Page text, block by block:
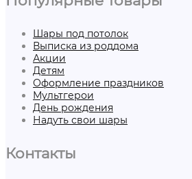
Шары под потолок
Выписка из роддома
Акции
Детям
Оформление праздников
Мультгерои
День рождения
Надуть свои шары
Контакты